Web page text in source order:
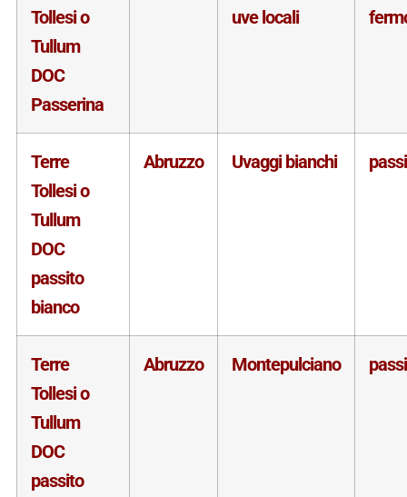
Tollesi o
Tullum
DOC
Passerina
uve locali
Terre
Tollesi o
Tullum
DOC
passito
bianco
Abruzzo Uvaggi bianchi
Terre
Tollesi o
Tullum
DOC
passito
Abruzzo Montepulciano